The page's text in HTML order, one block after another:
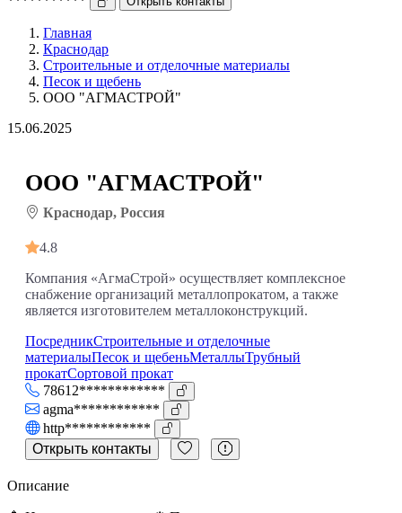
Главная
Краснодар
Строительные и отделочные материалы
Песок и щебень
ООО "АГМАСТРОЙ"
15.06.2025
ООО "АГМАСТРОЙ"
Краснодар, Россия
4.8
Компания «АгмаСтрой» осуществляет комплексное
снабжение организаций металлопрокатом, а также
является изготовителем металлоконструкций.
ПосредникСтроительные и отделочные
материалыПесок и щебеньМеталлыТрубный
прокатСортовой прокат
78612************
agma************
http************
Открыть контакты
Описание